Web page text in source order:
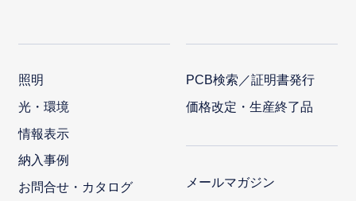
照明
光・環境
情報表示
納入事例
お問合せ・カタログ
PCB検索／証明書発行
価格改定・生産終了品
メールマガジン